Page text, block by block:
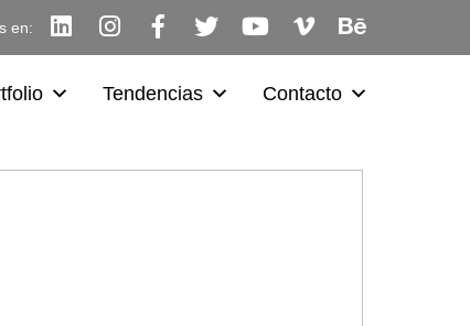
en:
Tendencias Contacto